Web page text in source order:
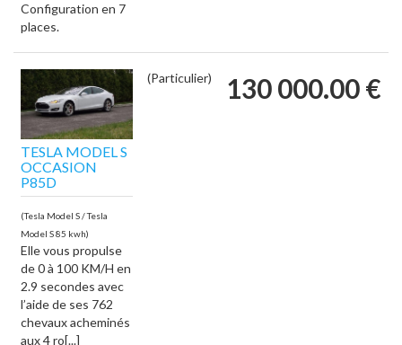
Configuration en 7
places.
TESLA MODEL S
OCCASION
P85D
(Tesla Model S / Tesla
Model S 85 kwh)
Elle vous propulse
de 0 à 100 KM/H en
2.9 secondes avec
l’aide de ses 762
chevaux acheminés
aux 4 ro[...]
(Particulier) 130 000.00 €